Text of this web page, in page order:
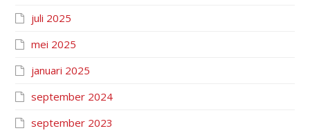
juli 2025
mei 2025
januari 2025
september 2024
september 2023